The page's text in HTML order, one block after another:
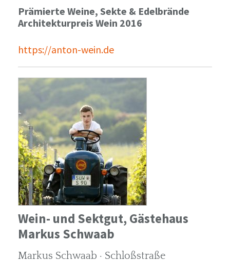
Prämierte Weine, Sekte & Edelbrände
Architekturpreis Wein 2016
https://anton-wein.de
Wein- und Sektgut, Gästehaus
Markus Schwaab
Markus Schwaab · Schloßstraße